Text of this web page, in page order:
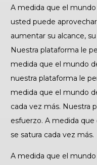
A medida que el
usted puede
aumentar su alcance,
Nuestra plataforma le
medida que el mundo
nuestra plataforma le
medida que el mundo
cada vez más. Nuestra
esfuerzo. A medida
se satura cada vez más.
A medida que el